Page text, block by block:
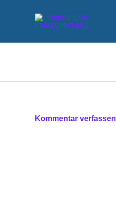
Kommentar verfassen